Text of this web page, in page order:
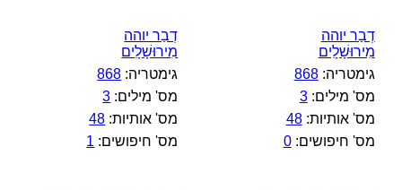
דְבַר יוהה
מִירוּשָׁלִָים
גימטריה:868
מס' מילים:3
מס' אותיות:48
מס' חיפושים:0
דְבַר יוהה
מִירוּשָׁלִָים
גימטריה: 868
מס' מילים: 3
מס' אותיות: 48
מס' חיפושים: 1